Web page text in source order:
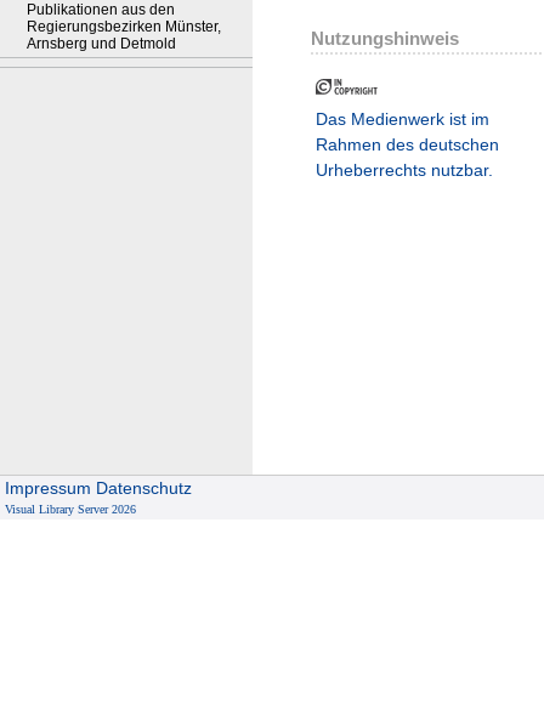
Publikationen aus den
Regierungsbezirken Münster,
Arnsberg und Detmold
Nutzungshinweis
Das Medienwerk ist im
Rahmen des deutschen
Urheberrechts nutzbar.
Impressum Datenschutz
Visual Library Server 2026